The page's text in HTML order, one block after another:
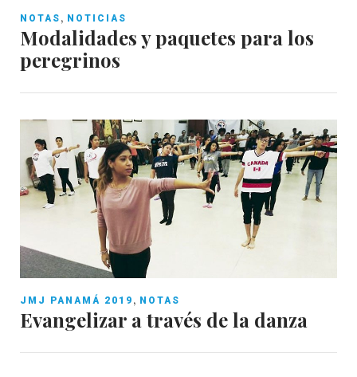
NOTAS , NOTICIAS
Modalidades y paquetes para los
peregrinos
JMJ PANAMÁ 2019 , NOTAS
Evangelizar a través de la danza